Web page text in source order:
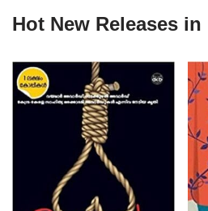
Hot New Releases